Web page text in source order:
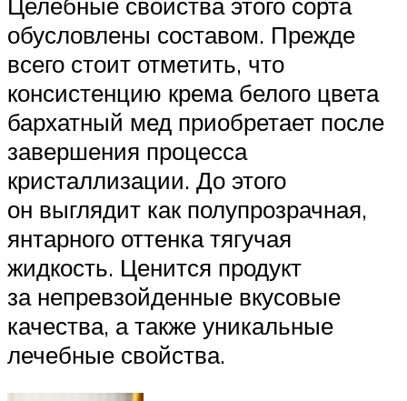
обусловлены составом. Прежде
всего стоит отметить, что
консистенцию крема белого цвета
бархатный мед приобретает после
завершения процесса
кристаллизации. До этого
он выглядит как полупрозрачная,
янтарного оттенка тягучая
жидкость. Ценится продукт
за непревзойденные вкусовые
качества, а также уникальные
лечебные свойства.